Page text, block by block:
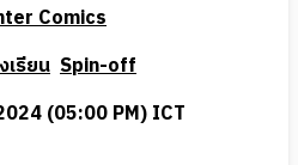
Comics
เรียน Spin-off
(05:00 PM) ICT